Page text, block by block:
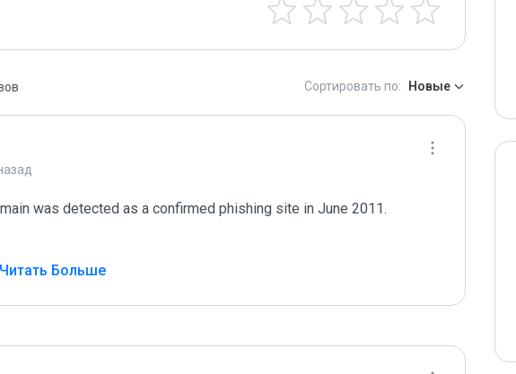
Сортировать по: Новые
was detected as a confirmed phishing site in June 2011.
Читать Больше